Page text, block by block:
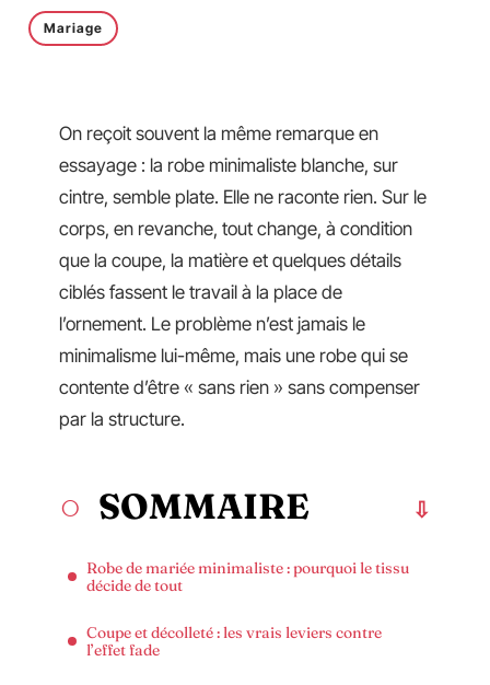
Mariage
On reçoit souvent la même remarque en
essayage : la robe minimaliste blanche, sur
cintre, semble plate. Elle ne raconte rien. Sur le
corps, en revanche, tout change, à condition
que la coupe, la matière et quelques détails
ciblés fassent le travail à la place de
l’ornement. Le problème n’est jamais le
minimalisme lui-même, mais une robe qui se
contente d’être « sans rien » sans compenser
par la structure.
SOMMAIRE
Robe de mariée minimaliste : pourquoi le tissu
décide de tout
Coupe et décolleté : les vrais leviers contre
l’effet fade